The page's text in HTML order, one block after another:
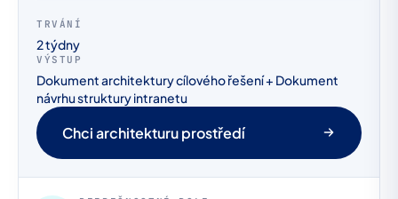
TRVÁNÍ
2 týdny
VÝSTUP
Dokument architektury cílového řešení + Dokument
návrhu struktury intranetu
Chci architekturu prostředí